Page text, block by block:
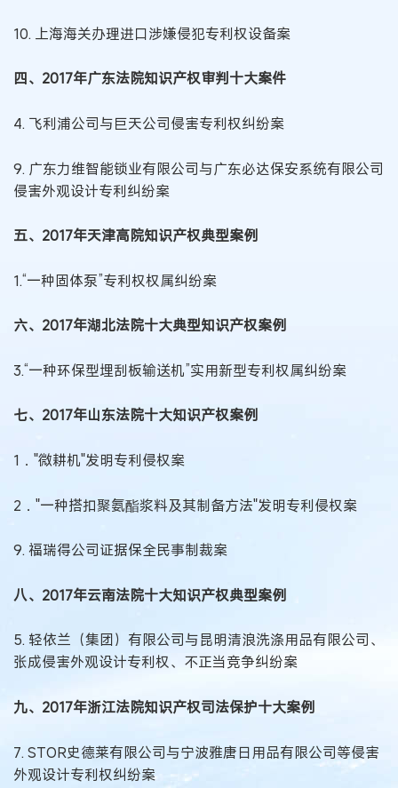
10. 上海海关办理进口涉嫌侵犯专利权设备案
四、2017年广东法院知识产权审判十大案件
4. 飞利浦公司与巨天公司侵害专利权纠纷案
9. 广东力维智能锁业有限公司与广东必达保安系统有限公司
侵害外观设计专利纠纷案
五、2017年天津高院知识产权典型案例
1.“一种固体泵”专利权权属纠纷案
六、2017年湖北法院十大典型知识产权案例
3.“一种环保型埋刮板输送机”实用新型专利权属纠纷案
七、2017年山东法院十大知识产权案例
1．"微耕机"发明专利侵权案
2．"一种搭扣聚氨酯浆料及其制备方法"发明专利侵权案
9. 福瑞得公司证据保全民事制裁案
八、2017年云南法院十大知识产权典型案例
5. 轻依兰（集团）有限公司与昆明清浪洗涤用品有限公司、
张成侵害外观设计专利权、不正当竞争纠纷案
九、2017年浙江法院知识产权司法保护十大案例
7. STOR史德莱有限公司与宁波雅唐日用品有限公司等侵害
外观设计专利权纠纷案